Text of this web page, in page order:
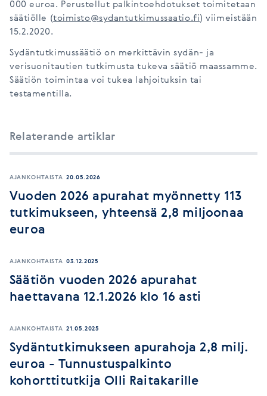
000 euroa. Perustellut palkintoehdotukset toimitetaan
säätiölle (toimisto@sydantutkimussaatio.fi ) viimeistään
15.2.2020.
Sydäntutkimussäätiö on merkittävin sydän- ja
verisuonitautien tutkimusta tukeva säätiö maassamme.
Säätiön toimintaa voi tukea lahjoituksin tai
testamentilla.
Relaterande artiklar
AJANKOHTAISTA 20.05.2026
Vuoden 2026 apurahat myönnetty 113
tutkimukseen, yhteensä 2,8 miljoonaa
euroa
AJANKOHTAISTA 03.12.2025
Säätiön vuoden 2026 apurahat
haettavana 12.1.2026 klo 16 asti
AJANKOHTAISTA 21.05.2025
Sydäntutkimukseen apurahoja 2,8 milj.
euroa - Tunnustuspalkinto
kohorttitutkija Olli Raitakarille